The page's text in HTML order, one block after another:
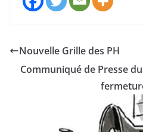
Nouvelle Grille des PH
Communiqué de Presse